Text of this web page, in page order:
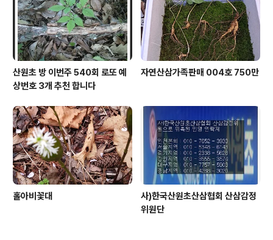
산원초 방 이번주 540회 로또 예
상번호 3개 추천 합니다
자연산삼가족판매 004호 750만
홀아비꽃대
사)한국산원초산삼협회 산삼감정
위원단